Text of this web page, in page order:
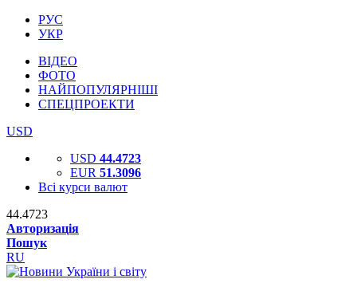
РУС
УКР
ВІДЕО
ФОТО
НАЙПОПУЛЯРНІШІ
СПЕЦПРОЕКТИ
USD
USD 44.4723
EUR 51.3096
Всі курси валют
44.4723
Авторизація
Пошук
RU